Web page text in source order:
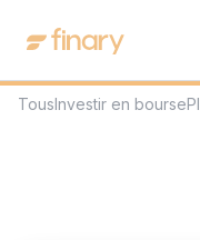
TousInvestir en bourse